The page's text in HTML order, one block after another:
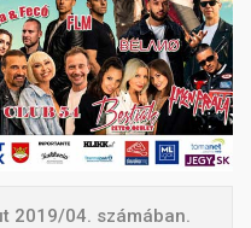
2019/04. számában.